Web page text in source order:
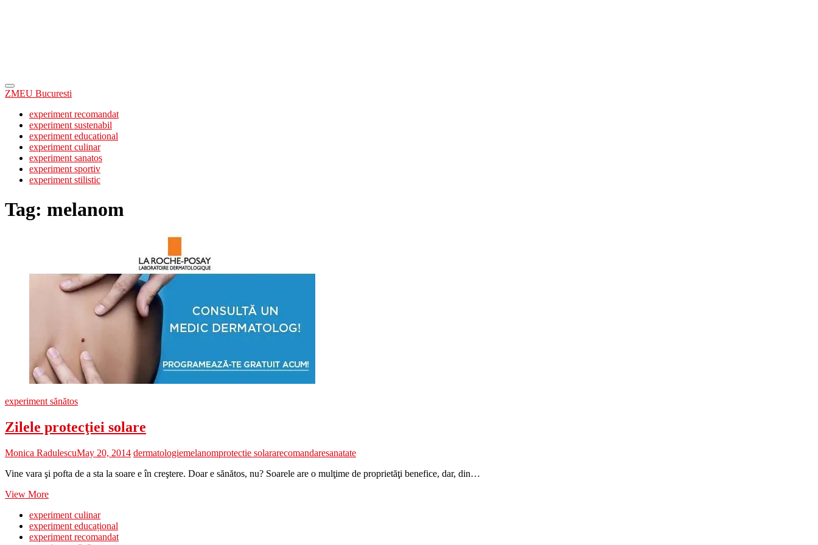
ZMEU Bucuresti
experiment recomandat
experiment sustenabil
experiment educational
experiment culinar
experiment sanatos
experiment sportiv
experiment stilistic
Tag: melanom
experiment sănătos
Zilele protecţiei solare
Monica RadulescuMay 20, 2014 dermatologiemelanomprotectie solararecomandaresanatate
Vine vara şi pofta de a sta la soare e în creştere. Doar e sănătos, nu? Soarele are o mulţime de proprietăţi benefice, dar, din…
View MoreZilele
solare
experiment culinar
experiment educațional
experiment recomandat